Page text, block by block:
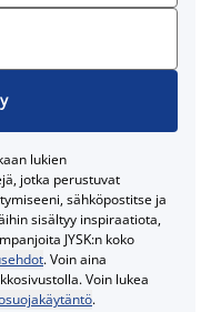
lukien
jotka perustuvat
sähköpostitse ja
sisältyy inspiraatiota,
JYSK:n koko
. Voin aina
Voin lukea
.